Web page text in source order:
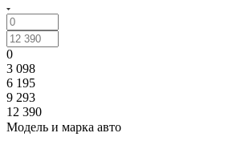
0
3 098
6 195
9 293
12 390
Модель и марка авто